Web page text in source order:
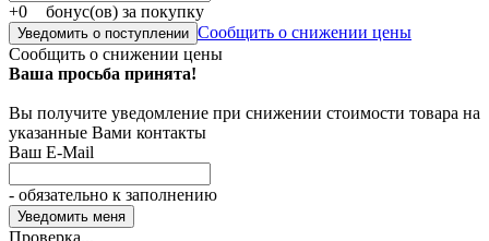
+0 бонус(ов) за покупку
Уведомить о поступлении Сообщить о снижении цены
Сообщить о снижении цены
Ваша просьба принята!
Вы получите уведомление при снижении стоимости товара на
указанные Вами контакты
Ваш E-Mail
- обязательно к заполнению
Проверка...